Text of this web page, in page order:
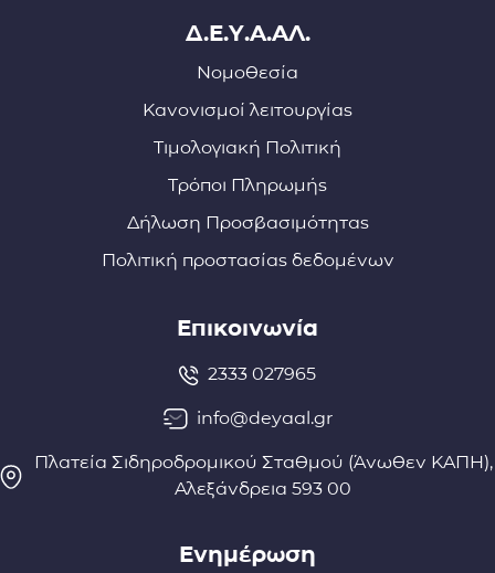
Δ.Ε.Υ.Α.ΑΛ.
Νομοθεσία
Κανονισμοί λειτουργίας
Τιμολογιακή Πολιτική
Τρόποι Πληρωμής
Δήλωση Προσβασιμότητας
Πολιτική προστασίας δεδομένων
Επικοινωνία
2333 027965
info@deyaal.gr
Πλατεία Σιδηροδρομικού Σταθμού (Άνωθεν ΚΑΠΗ),
Αλεξάνδρεια 593 00
Ενημέρωση